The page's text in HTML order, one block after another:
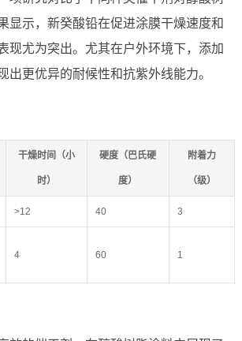
显示，新癸酸铅在促进涂膜干燥速度和
现尤为突出。尤其在户外环境下，添加
出更优异的耐候性和抗紫外线能力。
干燥时间（小
时）
硬度（巴氏硬
度）
附着力
（级）
>12 40 3
4 60 1